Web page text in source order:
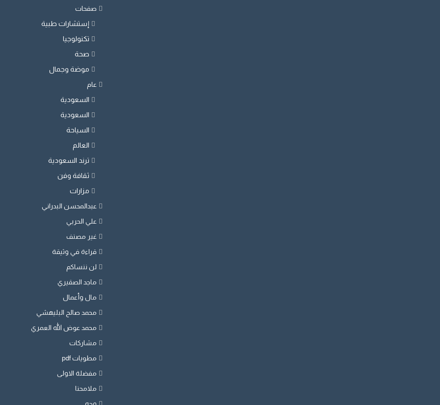
صفحات
إستشارات طبية
تكنولوجيا
صحة
موضة وجمال
عام
السعودية
السعودية
السياحة
العالم
ترند السعودية
ثقافة وفن
مزارات
عبدالمحسن البدراني
علي الحربي
غير مصنف
قراءة في وثيقة
لن ننساكم
ماجد الصقيري
مال وأعمال
محمد صالح البليهشي
محمد عوض الله العمري
مشاركات
مطويات pdf
مفضلة الاولى
ملامحنا